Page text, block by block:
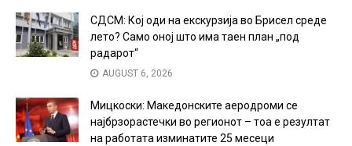
СДСМ: Кој оди на екскурзија во Брисел среде
лето? Само оној што има таен план „под
радарот“
AUGUST 6, 2026
Мицкоски: Македонските аеродроми се
најбрзорастечки во регионот – тоа е резултат
на работата изминатите 25 месеци